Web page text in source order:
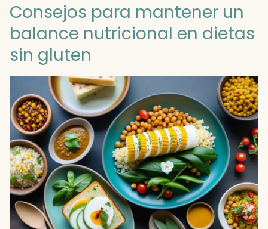
Consejos para mantener un
balance nutricional en dietas
sin gluten